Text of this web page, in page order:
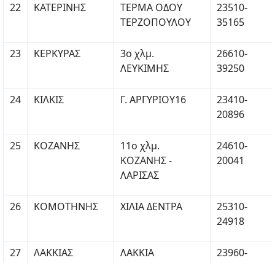
22 ΚΑΤΕΡΙΝΗΣ
ΤΕΡΜΑ ΟΔΟΥ
ΤΕΡΖΟΠΟΥΛΟΥ
23510-
35165
23 ΚΕΡΚΥΡΑΣ
3ο χλμ.
ΛΕΥΚΙΜΗΣ
26610-
39250
24 ΚΙΛΚΙΣ Γ. ΑΡΓΥΡΙΟΥ16
23410-
20896
25 ΚΟΖΑΝΗΣ
11ο χλμ.
ΚΟΖΑΝΗΣ -
ΛΑΡΙΣΑΣ
24610-
20041
26 ΚΟΜΟΤΗΝΗΣ ΧΙΛΙΑ ΔΕΝΤΡΑ
25310-
24918
27 ΛΑΚΚΙΑΣ
ΛΑΚΚΙΑ
23960-